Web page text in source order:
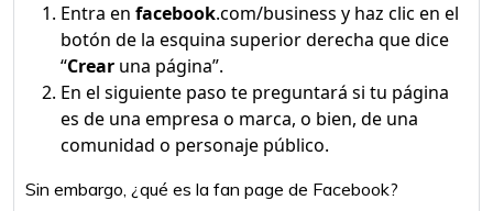
Entra en facebook.com/business y haz clic en el
botón de la esquina superior derecha que dice
“Crear una página”.
En el siguiente paso te preguntará si tu página
es de una empresa o marca, o bien, de una
comunidad o personaje público.
Sin embargo, ¿qué es la fan page de Facebook?